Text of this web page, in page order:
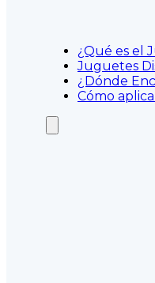
¿Qué es el
Juguetes
¿Dónde
Cómo